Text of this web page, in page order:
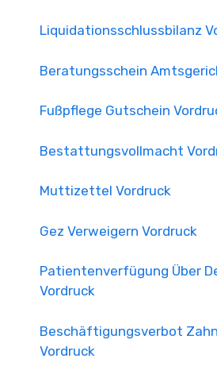
Liquidationsschlussbilanz
Beratungsschein
Fußpflege Gutschein
Bestattungsvollmacht
Muttizettel Vordruck
Gez Verweigern Vordruck
Patientenverfügung Über
Vordruck
Beschäftigungsverbot
Vordruck